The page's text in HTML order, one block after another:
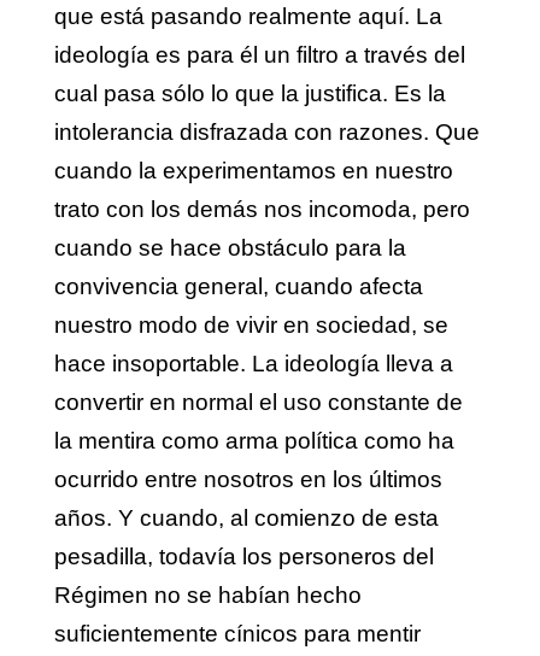
que está pasando realmente aquí. La
ideología es para él un filtro a través del
cual pasa sólo lo que la justifica. Es la
intolerancia disfrazada con razones. Que
cuando la experimentamos en nuestro
trato con los demás nos incomoda, pero
cuando se hace obstáculo para la
convivencia general, cuando afecta
nuestro modo de vivir en sociedad, se
hace insoportable. La ideología lleva a
convertir en normal el uso constante de
la mentira como arma política como ha
ocurrido entre nosotros en los últimos
años. Y cuando, al comienzo de esta
pesadilla, todavía los personeros del
Régimen no se habían hecho
suficientemente cínicos para mentir